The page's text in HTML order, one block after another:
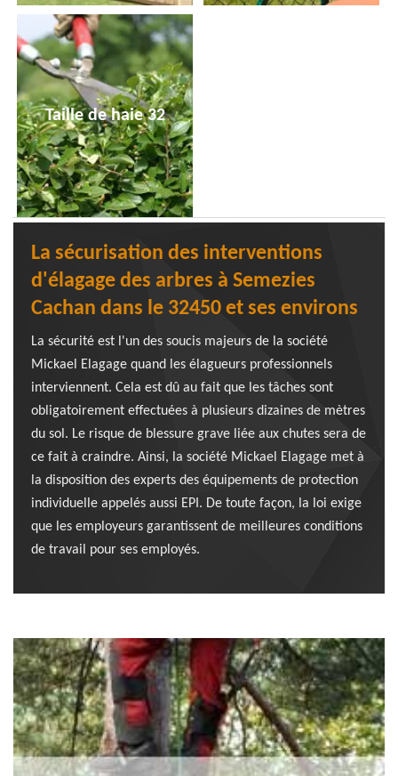
Taille de haie 32
La sécurisation des interventions
d'élagage des arbres à Semezies
Cachan dans le 32450 et ses environs
La sécurité est l'un des soucis majeurs de la société
Mickael Elagage quand les élagueurs professionnels
interviennent. Cela est dû au fait que les tâches sont
obligatoirement effectuées à plusieurs dizaines de mètres
du sol. Le risque de blessure grave liée aux chutes sera de
ce fait à craindre. Ainsi, la société Mickael Elagage met à
la disposition des experts des équipements de protection
individuelle appelés aussi EPI. De toute façon, la loi exige
que les employeurs garantissent de meilleures conditions
de travail pour ses employés.